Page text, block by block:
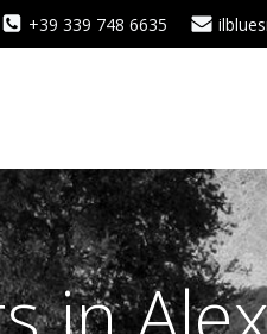
+39 339 748 6635